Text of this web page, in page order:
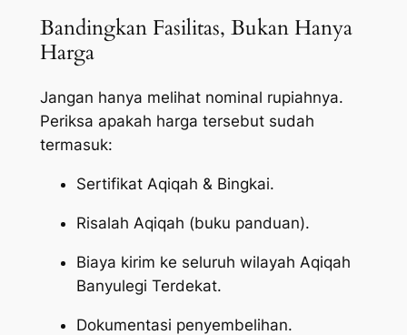
Bandingkan Fasilitas, Bukan Hanya
Harga
Jangan hanya melihat nominal rupiahnya.
Periksa apakah harga tersebut sudah
termasuk:
Sertifikat Aqiqah & Bingkai.
Risalah Aqiqah (buku panduan).
Biaya kirim ke seluruh wilayah Aqiqah
Banyulegi Terdekat.
Dokumentasi penyembelihan.